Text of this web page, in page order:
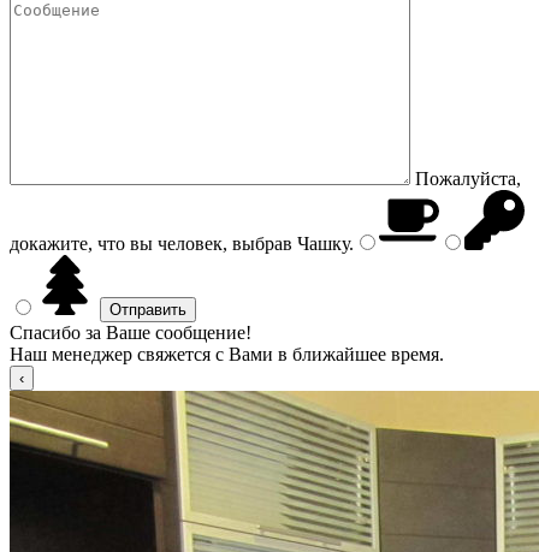
Пожалуйста,
докажите, что вы человек, выбрав Чашку.
Спасибо за Ваше сообщение!
Наш менеджер свяжется с Вами в ближайшее время.